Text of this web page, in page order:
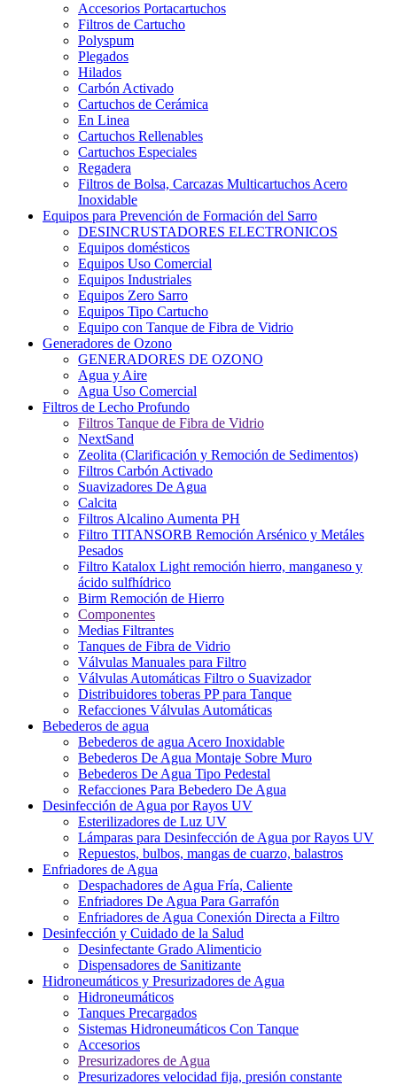
Accesorios Portacartuchos
Filtros de Cartucho
Polyspum
Plegados
Hilados
Carbón Activado
Cartuchos de Cerámica
En Linea
Cartuchos Rellenables
Cartuchos Especiales
Regadera
Filtros de Bolsa, Carcazas Multicartuchos Acero
Inoxidable
Equipos para Prevención de Formación del Sarro
DESINCRUSTADORES ELECTRONICOS
Equipos domésticos
Equipos Uso Comercial
Equipos Industriales
Equipos Zero Sarro
Equipos Tipo Cartucho
Equipo con Tanque de Fibra de Vidrio
Generadores de Ozono
GENERADORES DE OZONO
Agua y Aire
Agua Uso Comercial
Filtros de Lecho Profundo
Filtros Tanque de Fibra de Vidrio
NextSand
Zeolita (Clarificación y Remoción de Sedimentos)
Filtros Carbón Activado
Suavizadores De Agua
Calcita
Filtros Alcalino Aumenta PH
Filtro TITANSORB Remoción Arsénico y Metáles
Pesados
Filtro Katalox Light remoción hierro, manganeso y
ácido sulfhídrico
Birm Remoción de Hierro
Componentes
Medias Filtrantes
Tanques de Fibra de Vidrio
Válvulas Manuales para Filtro
Válvulas Automáticas Filtro o Suavizador
Distribuidores toberas PP para Tanque
Refacciones Válvulas Automáticas
Bebederos de agua
Bebederos de agua Acero Inoxidable
Bebederos De Agua Montaje Sobre Muro
Bebederos De Agua Tipo Pedestal
Refacciones Para Bebedero De Agua
Desinfección de Agua por Rayos UV
Esterilizadores de Luz UV
Lámparas para Desinfección de Agua por Rayos UV
Repuestos, bulbos, mangas de cuarzo, balastros
Enfriadores de Agua
Despachadores de Agua Fría, Caliente
Enfriadores De Agua Para Garrafón
Enfriadores de Agua Conexión Directa a Filtro
Desinfección y Cuidado de la Salud
Desinfectante Grado Alimenticio
Dispensadores de Sanitizante
Hidroneumáticos y Presurizadores de Agua
Hidroneumáticos
Tanques Precargados
Sistemas Hidroneumáticos Con Tanque
Accesorios
Presurizadores de Agua
Presurizadores velocidad fija, presión constante